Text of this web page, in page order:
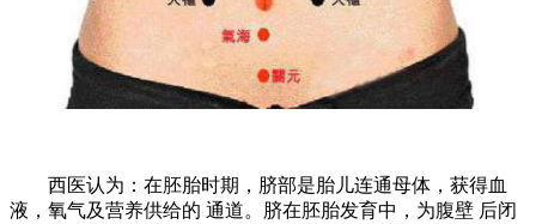
西医认为：在胚胎时期，脐部是胎儿连通母体，获得血
液，氧气及营养供给的 通道。脐在胚胎发育中，为腹壁 后闭